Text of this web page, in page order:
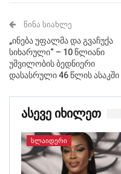
ᲬᲘᲜᲐ ᲡᲘᲐᲮᲚᲔ
„ინება უფალმა და გვაჩუქა
სიხარული“ – 10 წლიანი
უშვილობის ბედნიერი
დასასრული 46 წლის ასაკში
Ასევე Იხილეთ
ᲡᲚᲐᲘᲓᲔᲠᲘ